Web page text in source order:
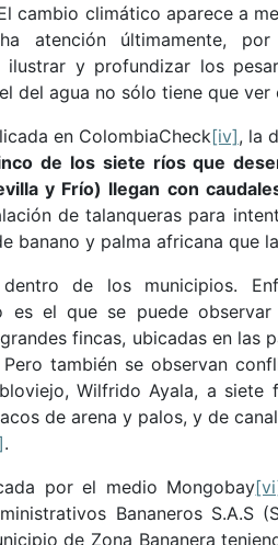
cambio climático aparece a
atención últimamente,
ilustrar y profundizar los
del agua no sólo tiene que ver
en ColombiaCheck[iv], la
de los siete ríos que
y Frío) llegan con
de talanqueras para
banano y palma africana que
de los municipios.
es el que se puede
fincas, ubicadas en
también se observan
Wilfrido Ayala, a
de arena y palos, y de
.
por el medio Mongobay
Bananeros S.A.S
de Zona Bananera